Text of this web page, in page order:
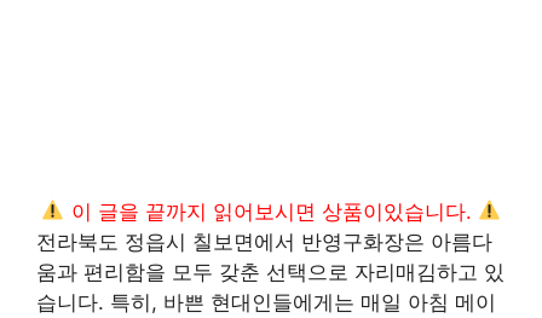
이 글을 끝까지 읽어보시면 상품이있습니다.
전라북도 정읍시 칠보면에서 반영구화장은 아름다
움과 편리함을 모두 갖춘 선택으로 자리매김하고 있
습니다. 특히, 바쁜 현대인들에게는 매일 아침 메이